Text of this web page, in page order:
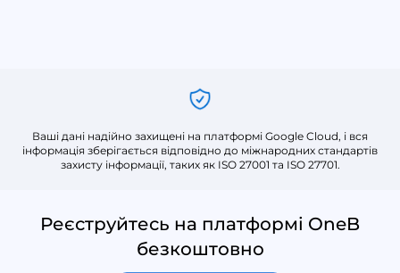
Ваші дані надійно захищені на платформі Google Cloud, і вся
інформація зберігається відповідно до міжнародних стандартів
захисту інформації, таких як ISO 27001 та ISO 27701.
Реєструйтесь на платформі OneB
безкоштовно